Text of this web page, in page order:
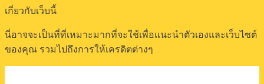
เกี่ยวกับเว็บนี้
นี่อาจจะเป็นที่ที่เหมาะมากที่จะใช้เพื่อแนะนำตัวเองและเว็บไซต์
ของคุณ รวมไปถึงการให้เครดิตต่างๆ